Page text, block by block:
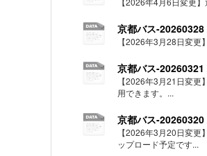
京都バス-
【2026年3月28日変
京都バス-
【2026年3月21日変
用できます。...
京都バス-
【2026年3月20日変
ップロード予定です...